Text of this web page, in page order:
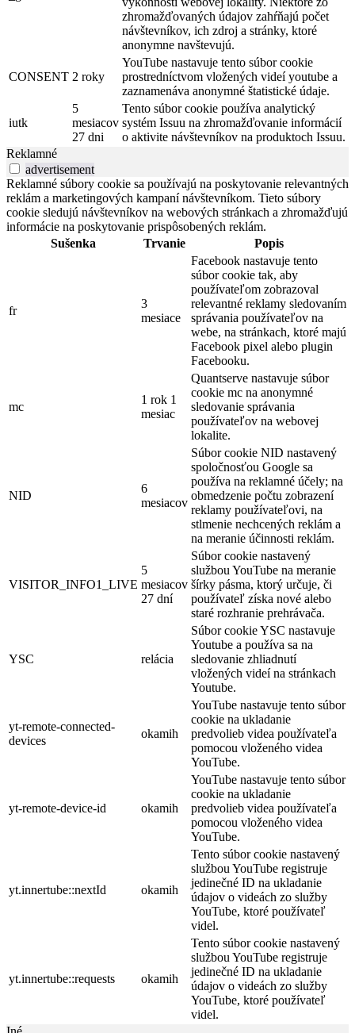
zhromažďovaných údajov zahŕňajú počet
návštevníkov, ich zdroj a stránky, ktoré
anonymne navštevujú.
CONSENT 2 roky
YouTube nastavuje tento súbor cookie
prostredníctvom vložených videí youtube a
zaznamenáva anonymné štatistické údaje.
iutk
5
mesiacov
27 dni
Tento súbor cookie používa analytický
systém Issuu na zhromažďovanie informácií
o aktivite návštevníkov na produktoch Issuu.
Reklamné
advertisement
Reklamné súbory cookie sa používajú na poskytovanie relevantných
reklám a marketingových kampaní návštevníkom. Tieto súbory
cookie sledujú návštevníkov na webových stránkach a zhromažďujú
informácie na poskytovanie prispôsobených reklám.
Sušenka
Trvanie Popis
fr
3
mesiace
Facebook nastavuje tento
súbor cookie tak, aby
používateľom zobrazoval
relevantné reklamy sledovaním
správania používateľov na
webe, na stránkach, ktoré majú
Facebook pixel alebo plugin
Facebooku.
mc
1 rok 1
mesiac
Quantserve nastavuje súbor
cookie mc na anonymné
sledovanie správania
používateľov na webovej
lokalite.
NID
6
mesiacov
Súbor cookie NID nastavený
spoločnosťou Google sa
používa na reklamné účely; na
obmedzenie počtu zobrazení
reklamy používateľovi, na
stlmenie nechcených reklám a
na meranie účinnosti reklám.
VISITOR_INFO1_LIVE
5
mesiacov
27 dní
Súbor cookie nastavený
službou YouTube na meranie
šírky pásma, ktorý určuje, či
používateľ získa nové alebo
staré rozhranie prehrávača.
YSC relácia
Súbor cookie YSC nastavuje
Youtube a používa sa na
sledovanie zhliadnutí
vložených videí na stránkach
Youtube.
yt-remote-connected-
devices
okamih
YouTube nastavuje tento súbor
cookie na ukladanie
predvolieb videa používateľa
pomocou vloženého videa
YouTube.
yt-remote-device-id okamih
YouTube nastavuje tento súbor
cookie na ukladanie
predvolieb videa používateľa
pomocou vloženého videa
YouTube.
yt.innertube::nextId okamih
Tento súbor cookie nastavený
službou YouTube registruje
jedinečné ID na ukladanie
údajov o videách zo služby
YouTube, ktoré používateľ
videl.
yt.innertube::requests okamih
Tento súbor cookie nastavený
službou YouTube registruje
jedinečné ID na ukladanie
údajov o videách zo služby
YouTube, ktoré používateľ
videl.